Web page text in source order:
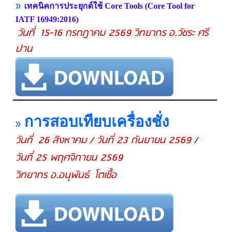
» เทคนิคการประยุกต์ใช้ Core Tools (Core Tool for
IATF 16949:2016)
วันที่ 15-16 กรกฎาคม 2569 วิทยากร อ.วัชระ ศรี
ปาน
» การสอบเทียบเครื่องชั่ง
วันที่ 26 สิงหาคม / วันที่ 23 กันยายน 2569 /
วันที่ 25 พฤศจิกายน 2569
วิทยากร อ.อนุพันธ์ โตเชื้อ